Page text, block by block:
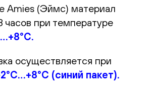
Amies (Эймс) материал
часов при температуре
осуществляется при
(синий пакет).